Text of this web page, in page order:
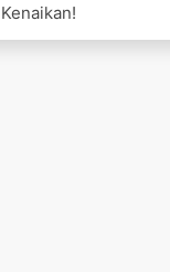
Kenaikan!